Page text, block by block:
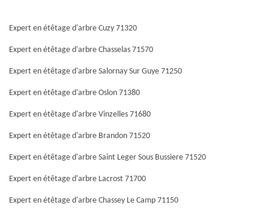
Expert en étêtage d'arbre Cuzy 71320
Expert en étêtage d'arbre Chasselas 71570
Expert en étêtage d'arbre Salornay Sur Guye 71250
Expert en étêtage d'arbre Oslon 71380
Expert en étêtage d'arbre Vinzelles 71680
Expert en étêtage d'arbre Brandon 71520
Expert en étêtage d'arbre Saint Leger Sous Bussiere 71520
Expert en étêtage d'arbre Lacrost 71700
Expert en étêtage d'arbre Chassey Le Camp 71150